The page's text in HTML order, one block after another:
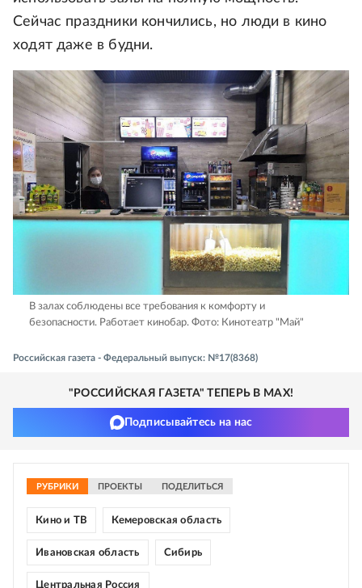
Сейчас праздники кончились, но люди в кино
ходят даже в будни.
В залах соблюдены все требования к комфорту и
безопасности. Работает кинобар. Фото: Кинотеатр "Май"
Российская газета - Федеральный выпуск: №17(8368)
"РОССИЙСКАЯ ГАЗЕТА" ТЕПЕРЬ В MAX!
Подписывайтесь на нас
РУБРИКИ ПРОЕКТЫ ПОДЕЛИТЬСЯ
Кино и ТВ Кемеровская область
Ивановская область Сибирь
Центральная Россия